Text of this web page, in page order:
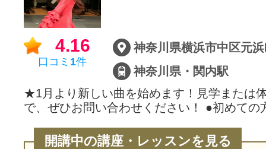
4.16
口コミ 1件
神奈川県・関内駅
★1月より新しい曲を始めます！見学または
で、ぜひお問い合わせください！ ●初めて
開講中の講座・レッスンを見る